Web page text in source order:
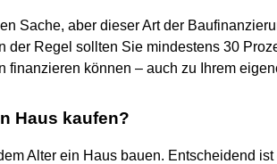
Sache, aber dieser Art der
der Regel sollten Sie mindestens 30
finanzieren können – auch zu Ihrem
Haus kaufen?
Alter ein Haus bauen. Entscheidend ist